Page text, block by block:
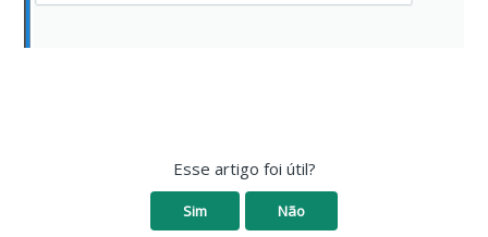
Esse artigo foi útil?
Sim Não